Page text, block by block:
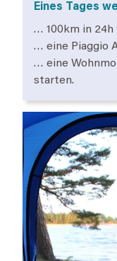
Eines Tages
… 100km in 24h
… eine Piaggio
… eine
starten.